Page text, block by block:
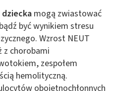
mogą zwiastować
być wynikiem stresu
Wzrost NEUT
z chorobami
zespołem
hemolityczną.
obojętnochłonnych